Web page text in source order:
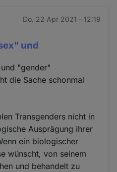
Do. 22 Apr 2021 - 12:19
und
"gender"
die Sache schonmal
Transgenders nicht in
Ausprägung ihrer
ein biologischer
wünscht, von seinem
und behandelt zu